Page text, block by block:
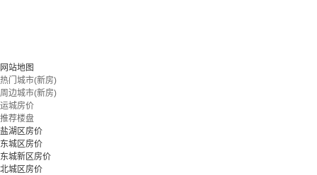
网站地图
热门城市(新房)
周边城市(新房)
运城房价
推荐楼盘
盐湖区房价
东城区房价
东城新区房价
北城区房价